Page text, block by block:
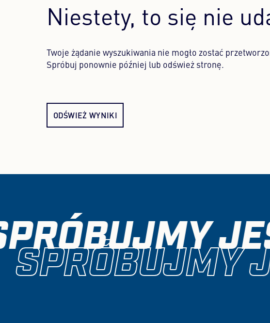
Niestety, to się nie
Twoje żądanie wyszukiwania nie mogło zostać
Spróbuj ponownie później lub odśwież stronę.
ODŚWIEŻ WYNIKI
SPRÓBUJMY